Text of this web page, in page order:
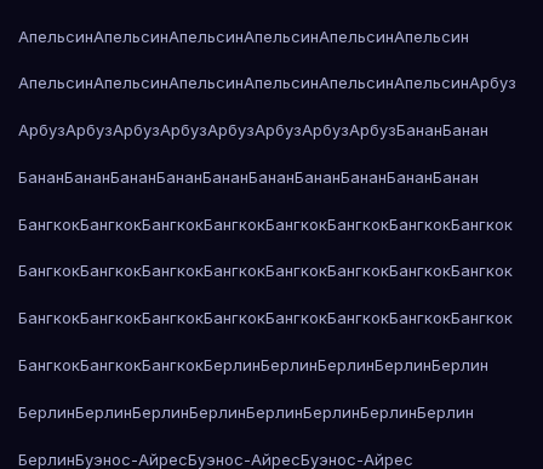
АпельсинАпельсинАпельсинАпельсинАпельсинАпельсин
АпельсинАпельсинАпельсинАпельсинАпельсинАпельсинАрбуз
АрбузАрбузАрбузАрбузАрбузАрбузАрбузАрбузБананБанан
БананБананБананБананБананБананБананБананБананБанан
БангкокБангкокБангкокБангкокБангкокБангкокБангкокБангкок
БангкокБангкокБангкокБангкокБангкокБангкокБангкокБангкок
БангкокБангкокБангкокБангкокБангкокБангкокБангкокБангкок
БангкокБангкокБангкокБерлинБерлинБерлинБерлинБерлин
БерлинБерлинБерлинБерлинБерлинБерлинБерлинБерлин
БерлинБуэнос-АйресБуэнос-АйресБуэнос-Айрес